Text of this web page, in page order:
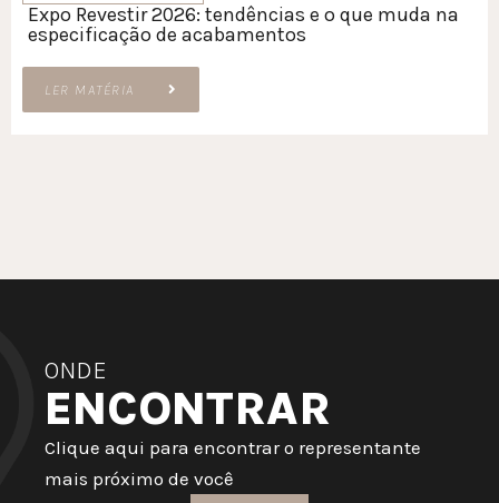
Expo Revestir 2026: tendências e o que muda na
especificação de acabamentos
LER MATÉRIA
ONDE
ENCONTRAR
Clique aqui para encontrar o representante
mais próximo de você